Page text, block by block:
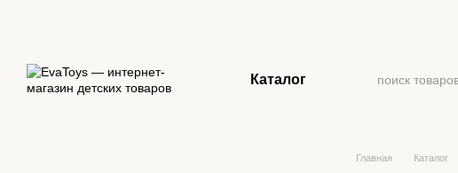
Каталог
Главная Каталог